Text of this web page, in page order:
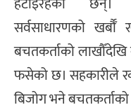
सर्वसाधारणको
बचतकर्ताको लाखौँदेखि
फसेको छ। सहकारीले
बिजोग भने